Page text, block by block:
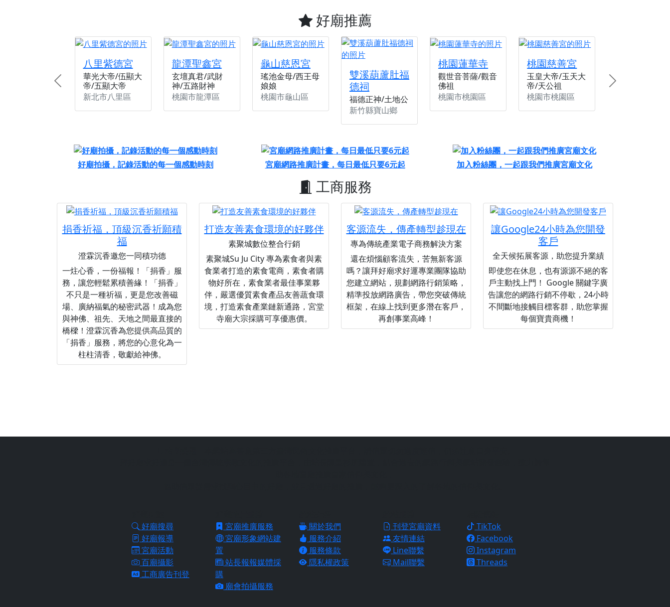
好廟推薦
八里紫德宮
華光大帝/伍顯大
帝/五顯大帝
新北市八里區
龍潭聖鑫宮
玄壇真君/武財
神/五路財神
桃園市龍潭區
龜山慈恩宮
瑤池金母/西王母
娘娘
桃園市龜山區
雙溪葫蘆肚福
德祠
福德正神/土地公
新竹縣寶山鄉
桃園蓮華寺
觀世音菩薩/觀音
佛祖
桃園市桃園區
桃園慈善宮
玉皇大帝/玉天大
帝/天公祖
桃園市桃園區
Previous Next
好廟拍攝，記錄活動的每一個感動時刻 宮廟網路推廣計畫，每日最低只要6元起 加入粉絲團，一起跟我們推廣宮廟文化
工商服務
捐香祈福，頂級沉香祈願積
福
澄霖沉香邀您一同積功德
一炷心香，一份福報！「捐香」服
務，讓您輕鬆累積善緣！「捐香」
不只是一種祈福，更是您改善磁
場、廣納福氣的秘密武器！成為您
與神佛、祖先、天地之間最直接的
橋樑！澄霖沉香為您提供高品質的
「捐香」服務，將您的心意化為一
柱柱清香，敬獻給神佛。
打造友善素食環境的好夥伴
素聚城數位整合行銷
素聚城Su Ju City 專為素食者與素
食業者打造的素食電商，素食者購
物好所在，素食業者最佳事業夥
伴，嚴選優質素食產品友善蔬食環
境，打造素食產業鏈新通路，宮堂
寺廟大宗採購可享優惠價。
客源流失，傳產轉型趁現在
專為傳統產業電子商務解決方案
還在煩惱顧客流失，苦無新客源
嗎？讓拜好廟求好運專業團隊協助
您建立網站，規劃網路行銷策略，
精準投放網路廣告，帶您突破傳統
框架，在線上找到更多潛在客戶，
再創事業高峰！
讓Google24小時為您開發
客戶
全天候拓展客源，助您提升業績
即使您在休息，也有源源不絕的客
戶主動找上門！ Google 關鍵字廣
告讓您的網路行銷不停歇，24小時
不間斷地接觸目標客群，助您掌握
每個寶貴商機！
好廟搜尋
好廟報導
宮廟活動
百廟攝影
工商廣告刊登
宮廟推廣服務
宮廟形象網站建
置
站長報報媒體採
購
廟會拍攝服務
關於我們
服務介紹
服務條款
隱私權政策
刊登宮廟資料
友情連結
Line聯繫
Mail聯繫
TikTok
Facebook
Instagram
Threads